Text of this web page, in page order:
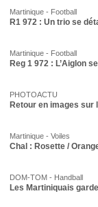
Martinique - Football
R1 972 : Un trio se
Martinique - Football
Reg 1 972 : L’Aiglon
PHOTOACTU
Retour en images sur
Martinique - Voiles
Chal : Rosette /
DOM-TOM - Handball
Les Martiniquais